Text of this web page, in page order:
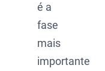
é a
fase
mais
importante